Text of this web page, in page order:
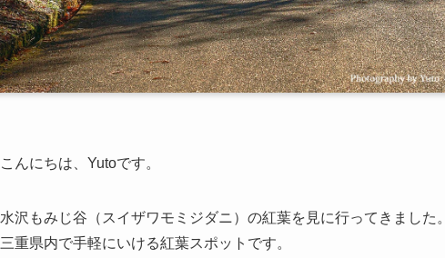
こんにちは、Yutoです。
水沢もみじ谷（スイザワモミジダニ）の紅葉を見に行ってきました。
三重県内で手軽にいける紅葉スポットです。